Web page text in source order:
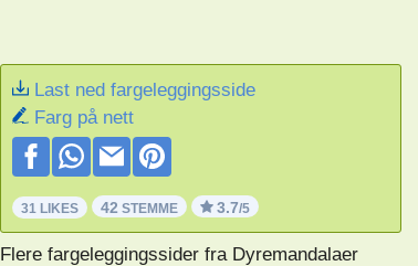
Last ned fargeleggingsside
Farg på nett
31 LIKES 42 STEMME 3.7/5
Flere fargeleggingssider fra Dyremandalaer